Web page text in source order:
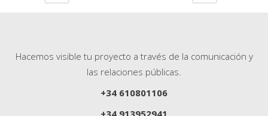
Hacemos visible tu proyecto a través de la comunicación y
las relaciones públicas.
+34 610801106
+34 913952941